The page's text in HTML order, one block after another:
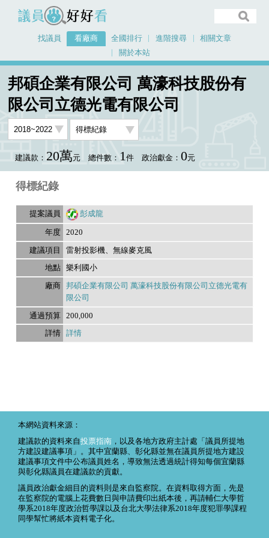
議員好好看
找議員 看廠商 全國排行 進階搜尋
相關文章
關於本站
邦碩企業有限公司 萬濠科技股份有
限公司立德光電有限公司
建議款： 20萬元 總件數： 1件 政治獻金： 0元
得標紀錄
彭成龍
2020
雷射投影機、無線麥克風
樂利國小
邦碩企業有限公司 萬濠科技股份有限公司立德光電有
限公司
200,000
詳情
本網站資料來源：
建議款的資料來自投票指南 ，以及各地方政府主計處「議員所提地
方建設建議事項」。其中宜蘭縣、彰化縣並無在議員所提地方建設
建議事項文件中公布議員姓名，導致無法透過統計得知每個宜蘭縣
與彰化縣議員在建議款的貢獻。
議員政治獻金細目的資料則是來自監察院。在資料取得方面，先是
在監察院的電腦上花費數日與申請費印出紙本後，再請輔仁大學哲
學系2018年度政治哲學課以及台北大學法律系2018年度犯罪學課程
同學幫忙將紙本資料電子化。